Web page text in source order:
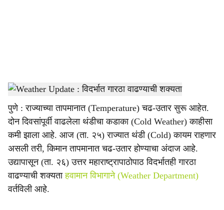
a
r
e
Weather Update- Agrowon
पुणे : राज्याच्या तापमानात (Temperature) चढ-उतार सुरू आहेत.
दोन दिवसांपूर्वी वाढलेला थंडीचा कडाका (Cold Weather) काहीसा
कमी झाला आहे. आज (ता. २५) राज्यात थंडी (Cold) कायम राहणार
असली तरी, किमान तापमानात चढ-उतार होण्याचा अंदाज आहे.
उद्यापासून (ता. २६) उत्तर महाराष्ट्रापाठोपाठ विदर्भातही गारठा
वाढण्याची शक्यताहवामान विभागाने (Weather Department)
वर्तविली आहे.